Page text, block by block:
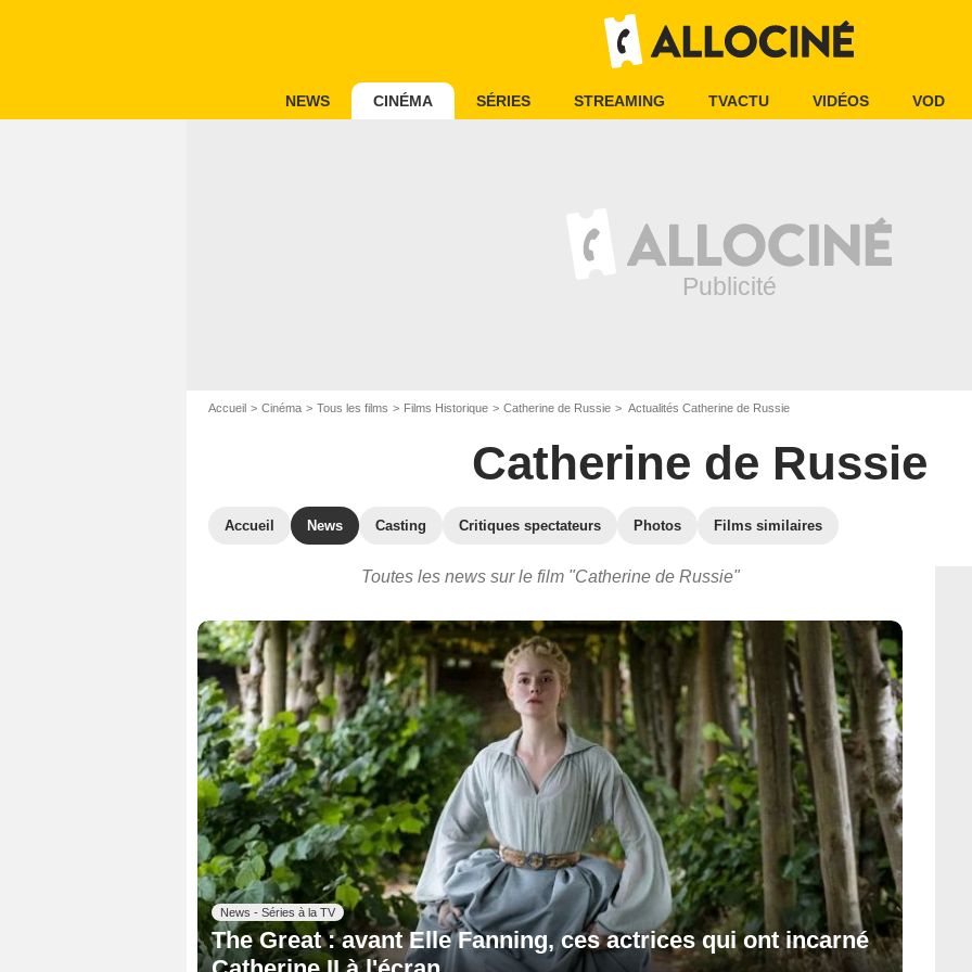
NEWS CINÉMA SÉRIES STREAMING TVACTU VIDÉOS VOD
Accueil Cinéma Tous les films Films Historique Catherine de Russie Actualités Catherine de Russie
Catherine de Russie
Accueil News Casting Critiques spectateurs Photos Films similaires
Toutes les news sur le film "Catherine de Russie"
News - Séries à la TV
The Great : avant Elle Fanning, ces actrices qui ont incarné